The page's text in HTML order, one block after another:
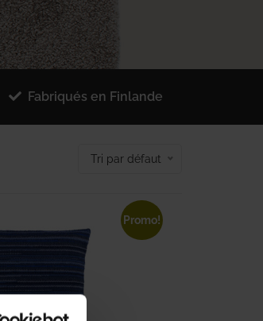
Fabriqués en Finlande
Tri par défaut
Promo!